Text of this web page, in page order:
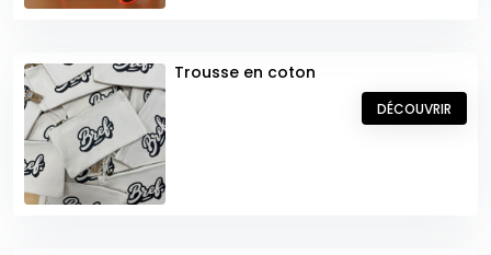
marquageadaptées aux surfaces naturelles comme la
gravure laser, chaque porte-clés peut recevoir un logo, un
nom ou un message de façon nette, élégante et durable.
La gravure sur bambou offre un rendu sobre et raffiné,
parfaitement intégré dans la matière, sans altération au fil
du temps.
Trousse en coton
DÉCOUVRIR